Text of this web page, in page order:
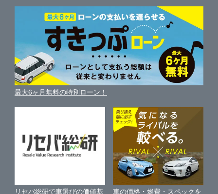
三重
愛媛
高知
鹿児島
沖縄
中古車人気ランキング
自動車ローンを調べる
ガリバーの自動車ローン
車買い替えの基礎知識
近くのお店で車を探す
車を売る時よくある質問
便利な査定サービス
中古車買取相場（毎月更新）
車の個人売買ガイド
新車・中古車カタログ
車の燃費を調べる
車種別クチコミ
車比較サイト
サイトマップ
サイトの使用条件
利用規約
保険代理店業務に関する基本方針
古物営業法に基づく表示
最大6ヶ月無料の特別ローン！
リセバ総研で車選びの価値基 車の価格・燃費・スペックを